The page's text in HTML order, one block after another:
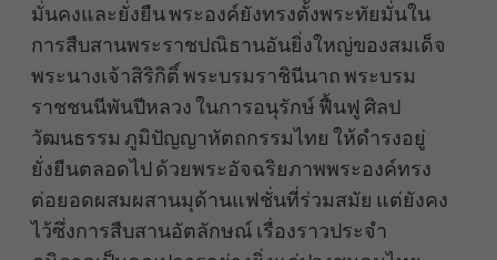
มั่นคงและยั่งยืน พระองค์ยังทรงตั้งพระทัยมั่นใน
การสืบสานพระราชปณิธานอันยิ่งใหญ่ของสมเด็จ
พระนางเจ้าสิริกิติ์ พระบรมราชินีนาถ พระบรม
ราชชนนีพันปีหลวง ในการอนุรักษ์ ฟื้นฟู ศิลป
วัฒนธรรม ภูมิปัญญาหัตถกรรมไทย ให้ดำรงอยู่
ยั่งยืนตลอดไป ด้วยพระอัจฉริยภาพพระองค์ทรง
ต่อยอดผสมผสานมุด้านแฟชั่นที่ร่วมสมัย แต่ยังคง
ไว้ซึ่งการสืบสานอัตลักษณ์ เรื่องราวประจำ